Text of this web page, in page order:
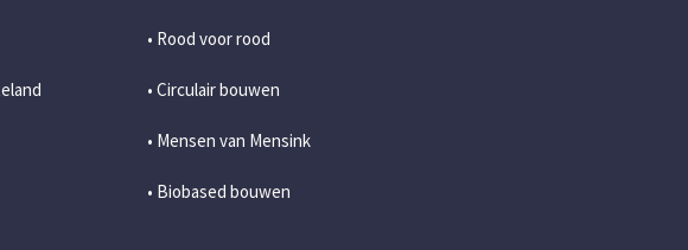
• Rood voor rood
• Circulair bouwen
• Mensen van Mensink
• Biobased bouwen